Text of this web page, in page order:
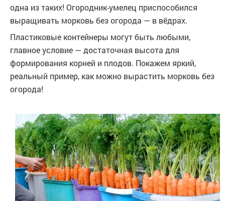
одна из таких! Огородник-умелец приспособился
выращивать морковь без огорода — в вёдрах.
Пластиковые контейнеры могут быть любыми,
главное условие — достаточная высота для
формирования корней и плодов. Покажем яркий,
реальный пример, как можно вырастить морковь без
огорода!